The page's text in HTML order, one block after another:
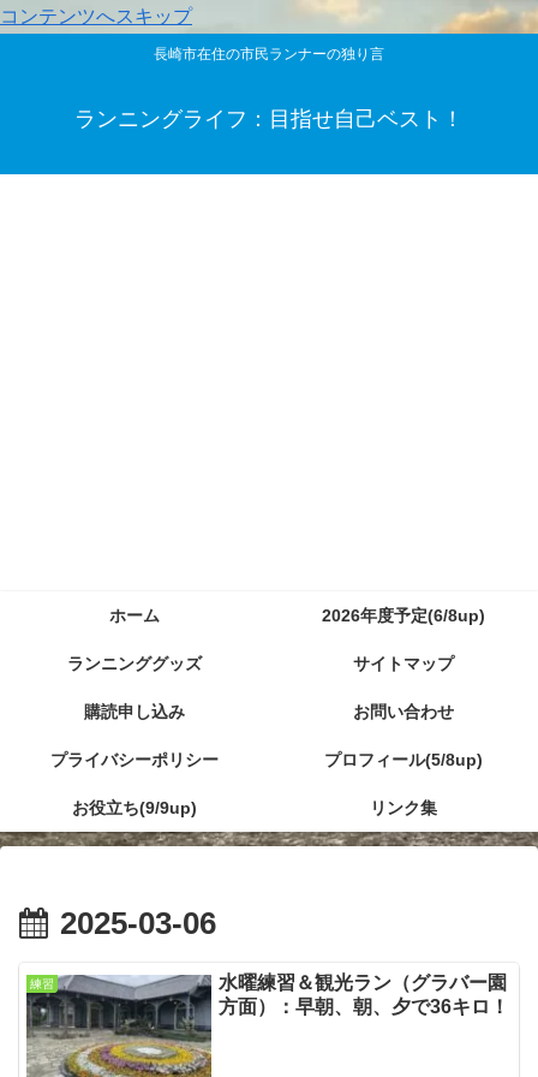
コンテンツへスキップ
長崎市在住の市民ランナーの独り言
ランニングライフ：目指せ自己ベスト！
ホーム 2026年度予定(6/8up)
ランニンググッズ サイトマップ
購読申し込み お問い合わせ
プライバシーポリシー プロフィール(5/8up)
お役立ち(9/9up) リンク集
2025-03-06
練習
水曜練習＆観光ラン（グラバー園
方面）：早朝、朝、夕で36キロ！